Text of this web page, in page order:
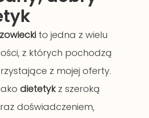
to jedna z wielu
z których pochodzą
z mojej oferty.
dietetykz szeroką
doświadczeniem,